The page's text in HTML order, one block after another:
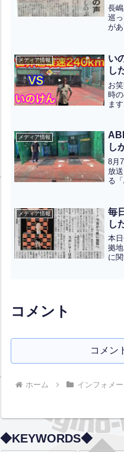
長
巡
が
の
の
ク
メディア情報
い
し
お
時
ま
メディア情報
し
8月
放
る
の
覧
メディア情報
毎
し
本
拠
に
コメント
コメン
ホーム インフォメ
◆KEYWORDS◆